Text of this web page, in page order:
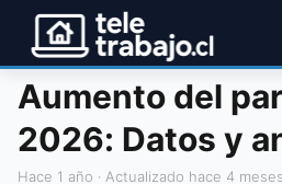
Aumento del
2026: Datos y
hace 1 año · Actualizado hace 4 meses